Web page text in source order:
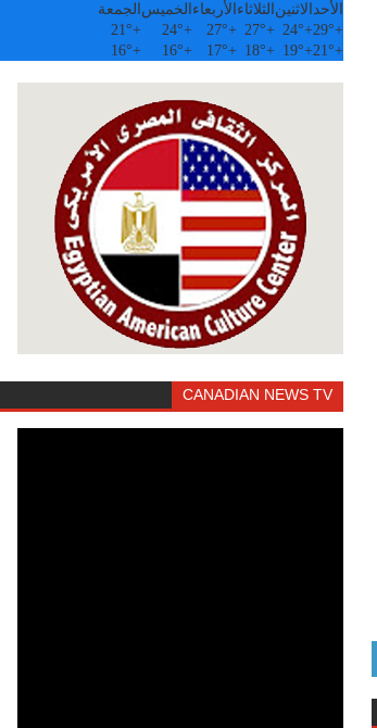
الأحد الاثنين الثلاثاء الأربعاء الخميس الجمعة
+
29°
+
24°
+
27°
+
27°
+
24°
+
21°
+
21°
+
19°
+
18°
+
17°
+
16°
+
16°
CANADIAN NEWS TV